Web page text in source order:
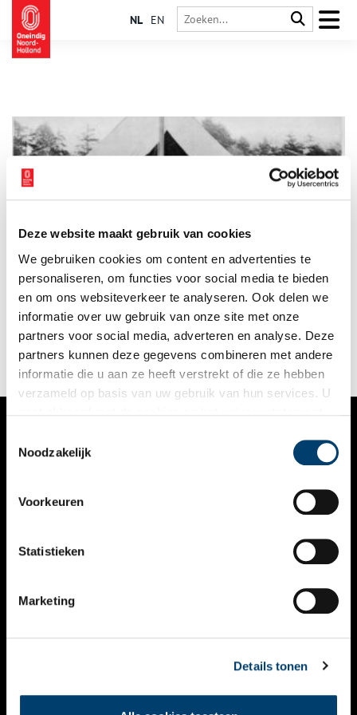
Deze website maakt gebruik van cookies
We gebruiken cookies om content en advertenties te
personaliseren, om functies voor social media te bieden
en om ons websiteverkeer te analyseren. Ook delen we
informatie over uw gebruik van onze site met onze
partners voor social media, adverteren en analyse. Deze
partners kunnen deze gegevens combineren met andere
informatie die u aan ze heeft verstrekt of die ze hebben
verzameld op basis van uw gebruik van hun services. U
Noodzakelijk
Voorkeuren
Statistieken
Marketing
Details tonen
NL EN
leven
Op het slagveld is het mistig van de kruitdampen. In de verte
buldert een kanon, maar dichterbij knallen de musketten om je
heen. Omdat je door de mist niet veel ziet, ga je op gehoor af
om de kogels te ontwijken. Dan boort zich iets in je schouder.
Als je naar de pijn grijpt, ziet je hand rood van het bloed. Geen
fataal schot, maar vechten gaat niet meer. Op naar de
VERHALEN
KALENDER
THEMA’S
VIDEO’S
CONTACT